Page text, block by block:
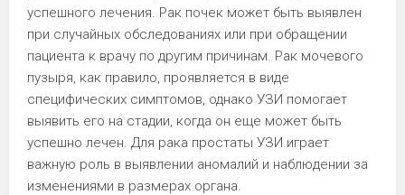
успешного лечения. Рак почек может быть выявлен
при случайных обследованиях или при обращении
пациента к врачу по другим причинам. Рак мочевого
пузыря, как правило, проявляется в виде
специфических симптомов, однако УЗИ помогает
выявить его на стадии, когда он еще может быть
успешно лечен. Для рака простаты УЗИ играет
важную роль в выявлении аномалий и наблюдении за
изменениями в размерах органа.